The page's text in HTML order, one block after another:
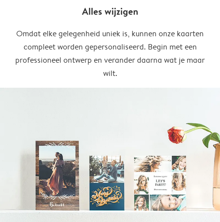
Alles wijzigen
Omdat elke gelegenheid uniek is, kunnen onze kaarten
compleet worden gepersonaliseerd. Begin met een
professioneel ontwerp en verander daarna wat je maar
wilt.